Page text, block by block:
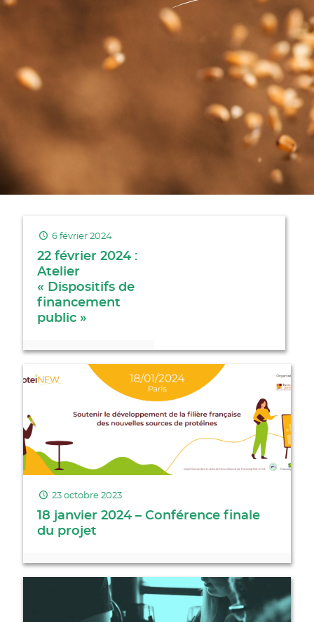
6 février 2024
22 février 2024 :
Atelier
« Dispositifs de
financement
public »
23 octobre 2023
18 janvier 2024 – Conférence finale
du projet